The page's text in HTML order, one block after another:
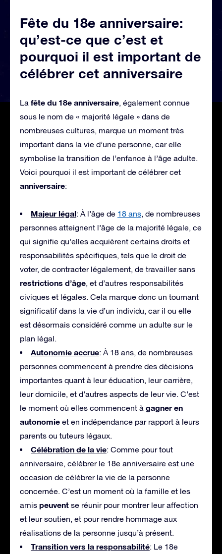
Fête du 18e anniversaire:
qu’est-ce que c’est et
pourquoi il est important de
célébrer cet anniversaire
La fête du 18e anniversaire, également connue
sous le nom de « majorité légale » dans de
nombreuses cultures, marque un moment très
important dans la vie d’une personne, car elle
symbolise la transition de l’enfance à l’âge adulte.
Voici pourquoi il est important de célébrer cet
anniversaire:
Majeur légal: À l’âge de 18 ans, de nombreuses
personnes atteignent l’âge de la majorité légale, ce
qui signifie qu’elles acquièrent certains droits et
responsabilités spécifiques, tels que le droit de
voter, de contracter légalement, de travailler sans
restrictions d’âge, et d’autres responsabilités
civiques et légales. Cela marque donc un tournant
significatif dans la vie d’un individu, car il ou elle
est désormais considéré comme un adulte sur le
plan légal.
Autonomie accrue: À 18 ans, de nombreuses
personnes commencent à prendre des décisions
importantes quant à leur éducation, leur carrière,
leur domicile, et d’autres aspects de leur vie. C’est
le moment où elles commencent à gagner en
autonomie et en indépendance par rapport à leurs
parents ou tuteurs légaux.
Célébration de la vie: Comme pour tout
anniversaire, célébrer le 18e anniversaire est une
occasion de célébrer la vie de la personne
concernée. C’est un moment où la famille et les
amis peuvent se réunir pour montrer leur affection
et leur soutien, et pour rendre hommage aux
réalisations de la personne jusqu’à présent.
Transition vers la responsabilité: Le 18e